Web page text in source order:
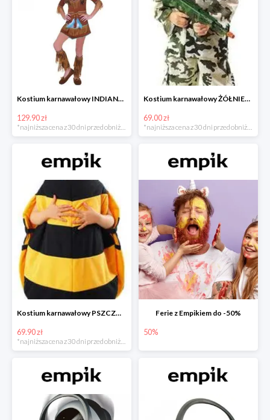
Kostium karnawałowy INDIANKA
129.90 zł
*najniższa cena z 30 dni przed obniżką
Kostium karnawałowy ŻÓŁNIERZ
69.00 zł
*najniższa cena z 30 dni przed obniżką
Kostium karnawałowy PSZCZÓŁKA
69.90 zł
Ferie z Empikiem do -50%
50%